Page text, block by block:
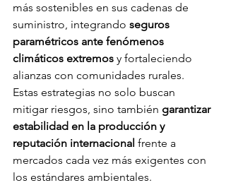
más sostenibles en sus cadenas de
suministro, integrando seguros
paramétricos ante fenómenos
climáticos extremos y fortaleciendo
alianzas con comunidades rurales.
Estas estrategias no solo buscan
mitigar riesgos, sino también garantizar
estabilidad en la producción y
reputación internacional frente a
mercados cada vez más exigentes con
los estándares ambientales.